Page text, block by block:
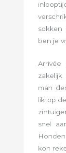
sokken
ben je
man
lik op
snel
kon